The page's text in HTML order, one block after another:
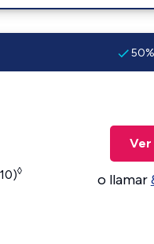
◊
Ver
o llamar